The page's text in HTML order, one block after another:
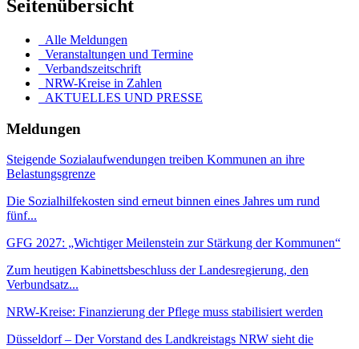
Seitenübersicht
Alle Meldungen
Veranstaltungen und Termine
Verbandszeitschrift
NRW-Kreise in Zahlen
AKTUELLES UND PRESSE
Meldungen
Steigende Sozialaufwendungen treiben Kommunen an ihre
Belastungsgrenze
Die Sozialhilfekosten sind erneut binnen eines Jahres um rund
fünf...
GFG 2027: „Wichtiger Meilenstein zur Stärkung der Kommunen“
Zum heutigen Kabinettsbeschluss der Landesregierung, den
Verbundsatz...
NRW-Kreise: Finanzierung der Pflege muss stabilisiert werden
Düsseldorf – Der Vorstand des Landkreistags NRW sieht die